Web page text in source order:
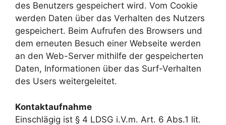
des Benutzers gespeichert wird. Vom Cookie
werden Daten über das Verhalten des Nutzers
gespeichert. Beim Aufrufen des Browsers und
dem erneuten Besuch einer Webseite werden
an den Web-Server mithilfe der gespeicherten
Daten, Informationen über das Surf-Verhalten
des Users weitergeleitet.
Kontaktaufnahme
Einschlägig ist § 4 LDSG i.V.m. Art. 6 Abs.1 lit.